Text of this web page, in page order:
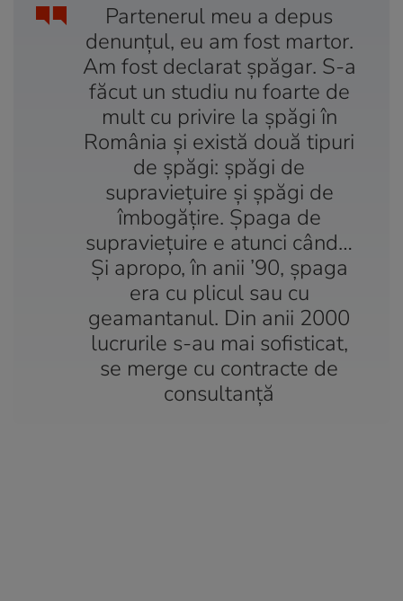
Partenerul meu a depus
denunțul, eu am fost martor.
Am fost declarat șpăgar. S-a
făcut un studiu nu foarte de
mult cu privire la șpăgi în
România și există două tipuri
de șpăgi: șpăgi de
supraviețuire și șpăgi de
îmbogățire. Șpaga de
supraviețuire e atunci când…
Și apropo, în anii ’90, șpaga
era cu plicul sau cu
geamantanul. Din anii 2000
lucrurile s-au mai sofisticat,
se merge cu contracte de
consultanță